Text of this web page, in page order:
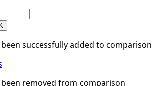
successfully added to comparison
removed from comparison